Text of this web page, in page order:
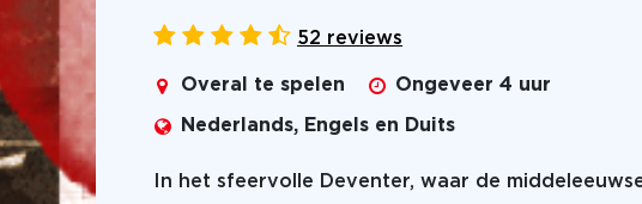
52 reviews
Overal te spelen Ongeveer 4 uur
Nederlands, Engels en Duits
In het sfeervolle Deventer, waar de